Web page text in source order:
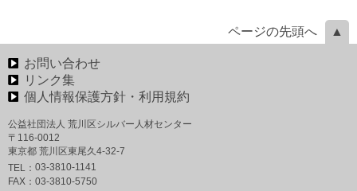
ページの先頭へ
お問い合わせ
リンク集
個人情報保護方針・利用規約
公益社団法人 荒川区シルバー人材センター
〒116-0012
東京都 荒川区東尾久4-32-7
TEL： 03-3810-1141
FAX： 03-3810-5750